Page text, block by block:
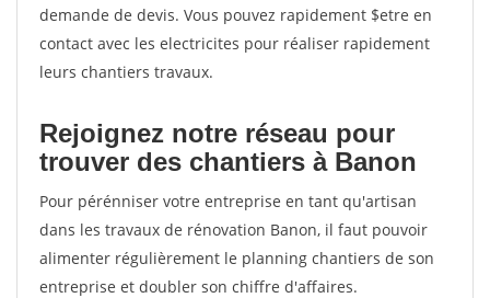
demande de devis. Vous pouvez rapidement $etre en
contact avec les electricites pour réaliser rapidement
leurs chantiers travaux.
Rejoignez notre réseau pour
trouver des chantiers à Banon
Pour pérénniser votre entreprise en tant qu'artisan
dans les travaux de rénovation Banon, il faut pouvoir
alimenter régulièrement le planning chantiers de son
entreprise et doubler son chiffre d'affaires.